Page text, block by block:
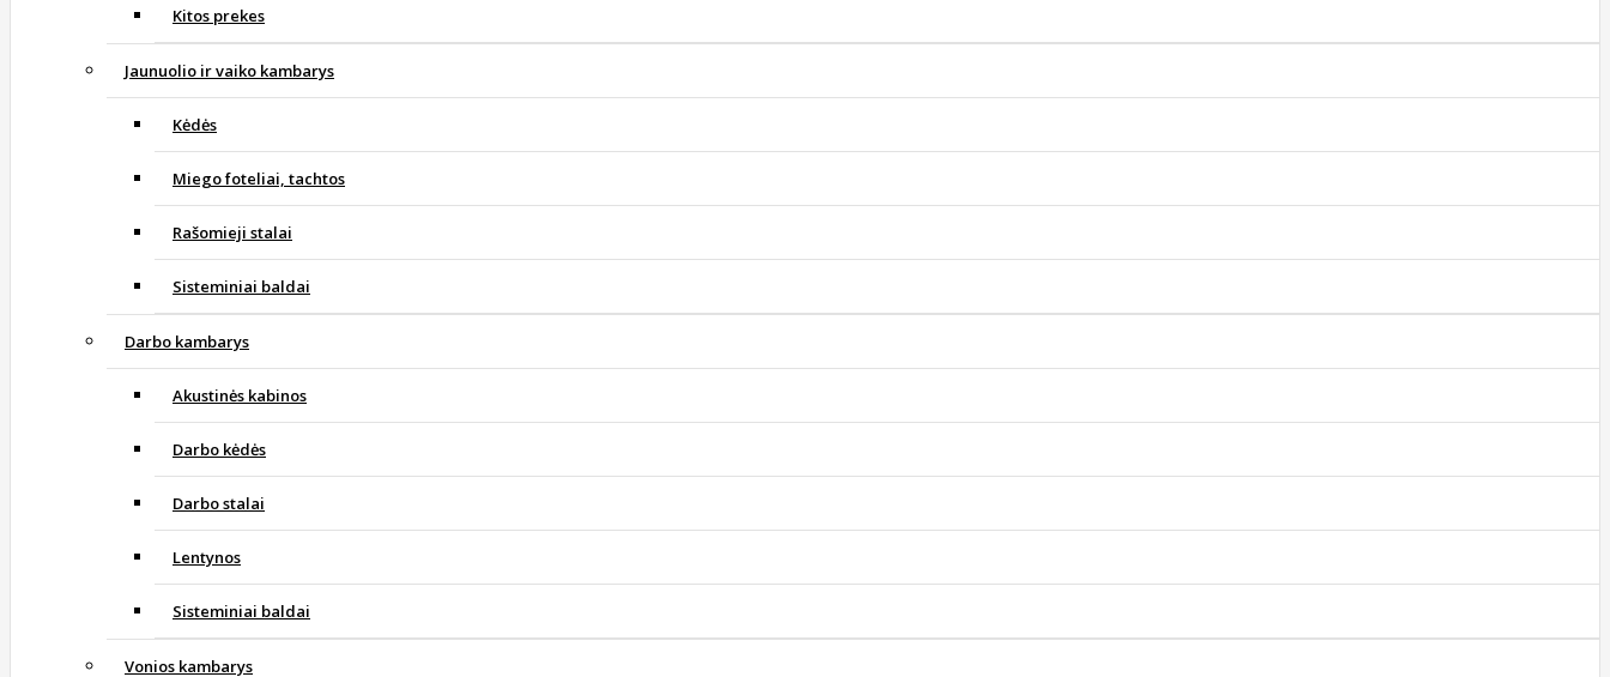
Kitos prekes
Jaunuolio ir vaiko kambarys
Kėdės
Miego foteliai, tachtos
Rašomieji stalai
Sisteminiai baldai
Darbo kambarys
Akustinės kabinos
Darbo kėdės
Darbo stalai
Lentynos
Sisteminiai baldai
Vonios kambarys